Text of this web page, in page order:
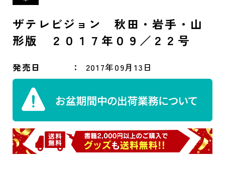
ザテレビジョン 秋田・岩手・山
形版 ２０１７年０９／２２号
発売日 2017年09月13日